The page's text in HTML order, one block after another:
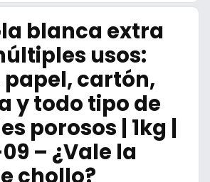
blanca extra
usos:
cartón,
y todo tipo de
porosos | 1kg |
– ¿Vale la
chollo?